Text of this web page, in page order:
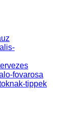
fovarosa
tippek